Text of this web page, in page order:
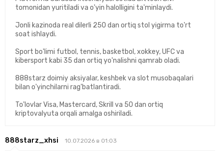
tomonidan yuritiladi va o'yin halolligini ta'minlaydi.
Jonli kazinoda real dilerli 250 dan ortiq stol yigirma to'rt
soat ishlaydi.
Sport bo'limi futbol, tennis, basketbol, xokkey, UFC va
kibersport kabi 35 dan ortiq yo'nalishni qamrab oladi.
888starz doimiy aksiyalar, keshbek va slot musobaqalari
bilan o'yinchilarni rag'batlantiradi.
To'lovlar Visa, Mastercard, Skrill va 50 dan ortiq
kriptovalyuta orqali amalga oshiriladi.
888starz_xhsi 10.07.2026 в 01:03